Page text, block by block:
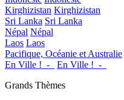
Kirghizistan Kirghizistan
Sri Lanka Sri Lanka
Népal Népal
Laos Laos
Pacifique, Océanie et Australie
En Ville !_-_
En Ville !_-_
Grands Thèmes